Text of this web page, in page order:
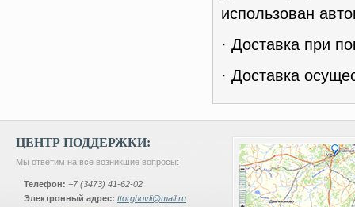
использован
· Доставка при
· Доставка
ЦЕНТР ПОДДЕРЖКИ:
Мы ответим на все возникшие вопросы:
Телефон: +7 (3473) 41-62-02
Электронный адрес: ttorghovli@mail.ru